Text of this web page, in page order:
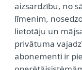
aizsardzību, no
līmenim,
lietotāju un
privātuma
abonementi ir